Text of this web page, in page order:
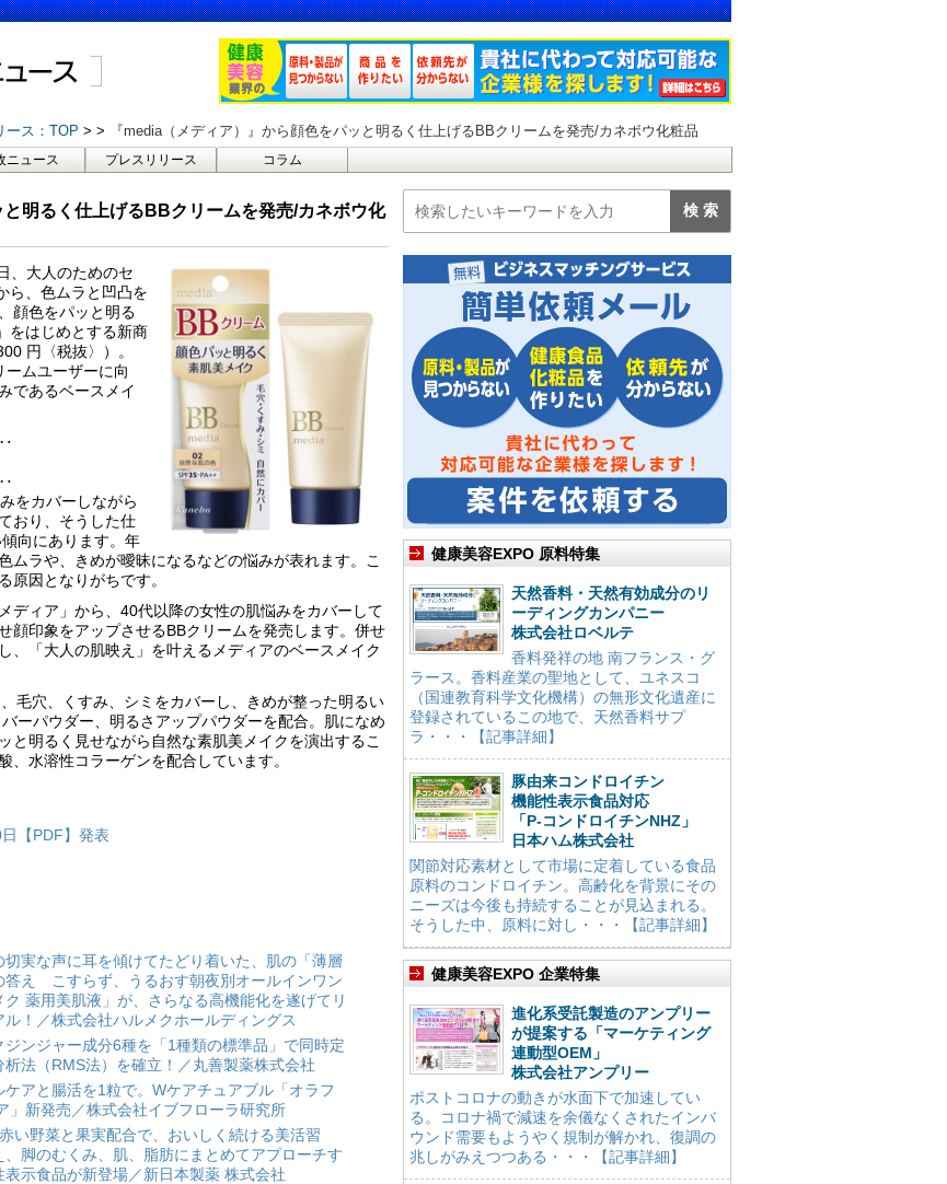
ース：TOP 『media（メディア）』から顔色をパッと明るく仕上げるBBクリームを発売/カネボウ化粧品
ニュース プレスリリース コラム
明るく仕上げるBBクリームを発売/カネボウ化
、大人のためのセ
ら、色ムラと凹凸を
顔色をパッと明る
をはじめとする新商
円〈税抜〉）。
ームユーザーに向
であるベースメイ
をカバーしながら
おり、そうした仕
向にあります。年
ムラや、きめが曖昧になるなどの悩みが表れます。こ
原因となりがちです。
ディア」から、40代以降の女性の肌悩みをカバーして
顔印象をアップさせるBBクリームを発売します。併せ
、「大人の肌映え」を叶えるメディアのベースメイク
毛穴、くすみ、シミをカバーし、きめが整った明るい
ーパウダー、明るさアップパウダーを配合。肌になめ
と明るく見せながら自然な素肌美メイクを演出するこ
、水溶性コラーゲンを配合しています。
【PDF】発表
切実な声に耳を傾けてたどり着いた、肌の「薄層
答え こすらず、うるおす朝夜別オールインワン
ク 薬用美肌液」が、さらなる高機能化を遂げてリ
ル！／株式会社ハルメクホールディングス
ジンジャー成分6種を「1種類の標準品」で同時定
析法（RMS法）を確立！／丸善製薬株式会社
ケアと腸活を1粒で。Wケアチュアブル「オラフ
」新発売／株式会社イブフローラ研究所
い野菜と果実配合で、おいしく続ける美活習
、脚のむくみ、肌、脂肪にまとめてアプローチす
表示食品が新登場／新日本製薬 株式会社
健康美容EXPO 原料特集
天然香料・天然有効成分のリ
ーディングカンパニー
株式会社ロベルテ
香料発祥の地 南フランス・グ
ラース。香料産業の聖地として、ユネスコ
（国連教育科学文化機構）の無形文化遺産に
登録されているこの地で、天然香料サプ
ラ・・・【記事詳細】
豚由来コンドロイチン
機能性表示食品対応
「P-コンドロイチンNHZ」
日本ハム株式会社
関節対応素材として市場に定着している食品
原料のコンドロイチン。高齢化を背景にその
ニーズは今後も持続することが見込まれる。
そうした中、原料に対し・・・【記事詳細】
健康美容EXPO 企業特集
進化系受託製造のアンプリー
が提案する「マーケティング
連動型OEM」
株式会社アンプリー
ポストコロナの動きが水面下で加速してい
る。コロナ禍で減速を余儀なくされたインバ
ウンド需要もようやく規制が解かれ、復調の
兆しがみえつつある・・・【記事詳細】